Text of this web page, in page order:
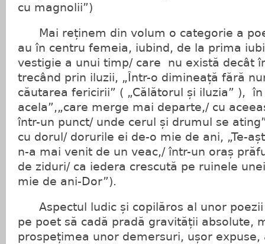
cu magnolii”)
Mai reținem din volum o categorie a
au în centru femeia, iubind, de la prima
vestigie a unui timp/ care nu există decât
trecând prin iluzii, „Într-o dimineață fără
căutarea fericirii” ( „Călătorul și iluzia” ),
acela”,„care merge mai departe,/ cu
într-un punct/ unde cerul și drumul se
cu dorul/ dorurile ei de-o mie de ani, „Te-
n-a mai venit de un veac,/ într-un oraș
de ziduri/ ca iedera crescută pe ruinele
mie de ani-Dor”).
Aspectul ludic și copilăros al unor poezii
pe poet să cadă pradă gravității absolute,
prospețimea unor demersuri, ușor